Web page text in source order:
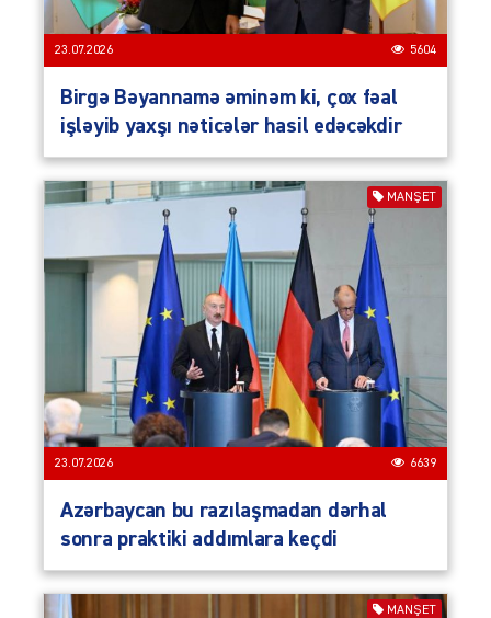
23.07.2026 5604
Birgə Bəyannamə əminəm ki, çox fəal
işləyib yaxşı nəticələr hasil edəcəkdir
MANŞET
23.07.2026 6639
Azərbaycan bu razılaşmadan dərhal
sonra praktiki addımlara keçdi
MANŞET